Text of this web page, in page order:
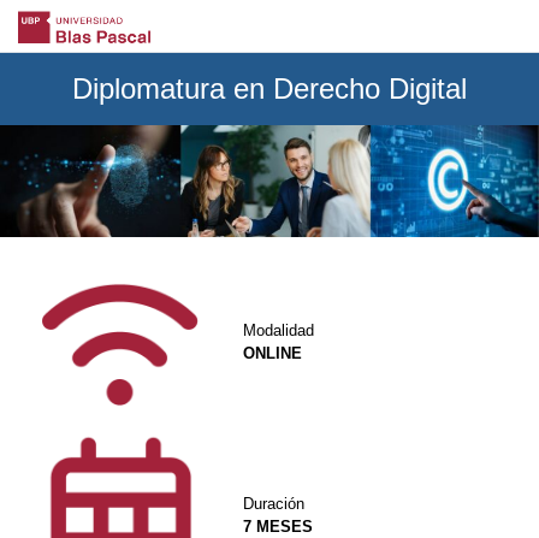
Diplomatura en Derecho Digital
Modalidad
ONLINE
Duración
7 MESES